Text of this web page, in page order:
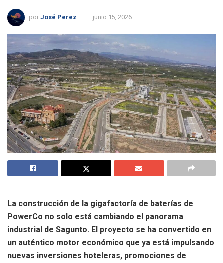
por José Perez junio 15, 2026
La construcción de la gigafactoría de baterías de
PowerCo no solo está cambiando el panorama
industrial de Sagunto. El proyecto se ha convertido en
un auténtico motor económico que ya está impulsando
nuevas inversiones hoteleras, promociones de